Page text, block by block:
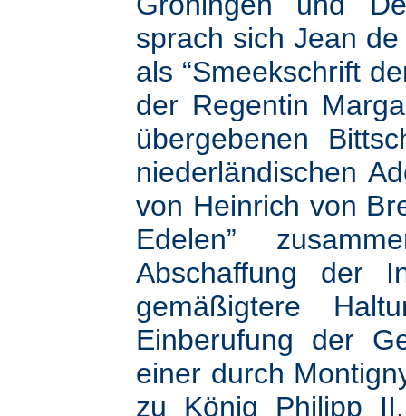
sprach sich Jean
als “Smeekschrift
der Regentin
übergebenen
niederländischen
von Heinrich von
Edelen”
Abschaffung der
gemäßigtere
Einberufung der
einer durch
zu König Philipp